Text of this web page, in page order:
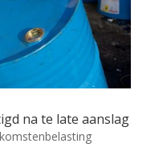
na te late aanslag